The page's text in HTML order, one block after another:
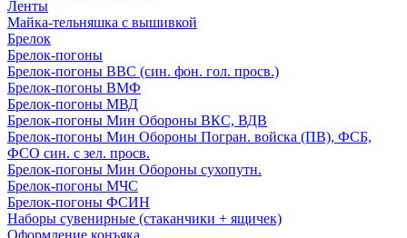
Ленты
Майка-тельняшка с вышивкой
Брелок
Брелок-погоны
Брелок-погоны ВВС (син. фон. гол. просв.)
Брелок-погоны ВМФ
Брелок-погоны МВД
Брелок-погоны Мин Обороны ВКС, ВДВ
Брелок-погоны Мин Обороны Погран. войска (ПВ), ФСБ,
ФСО син. с зел. просв.
Брелок-погоны Мин Обороны сухопутн.
Брелок-погоны МЧС
Брелок-погоны ФСИН
Наборы сувенирные (стаканчики + ящичек)
Оформление конъяка